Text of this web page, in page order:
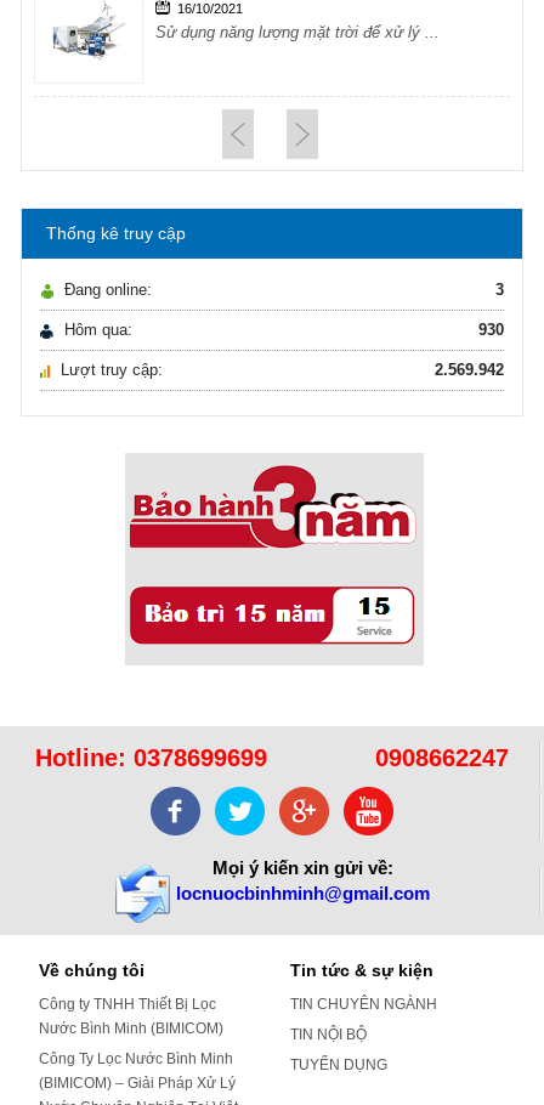
16/10/2021
Sử dụng năng lượng mặt trời để xử lý ...
Hướng dẫn lựa chọn máy lọc nước Gia ...
21/10/2021
Hướng dẫn lựa chọn máy lọc nước Gia ...
Ô nhiễm nguồn nước và vấn đề sức khỏe
Sử dụng năng lượng mặt trời để xử lý ...
Sử dụng năng lượng mặt trời để xử lý ...
Thống kê truy cập
Đang online: 3
Hôm qua: 930
Lượt truy cập: 2.569.942
Hotline: 0378699699 0908662247
Mọi ý kiến xin gửi về:
locnuocbinhminh@gmail.com
Về chúng tôi
Công ty TNHH Thiết Bị Lọc
Nước Bình Minh (BIMICOM)
Công Ty Lọc Nước Bình Minh
(BIMICOM) – Giải Pháp Xử Lý
Tin tức & sự kiện
TIN CHUYÊN NGÀNH
TIN NỘI BỘ
TUYỂN DỤNG